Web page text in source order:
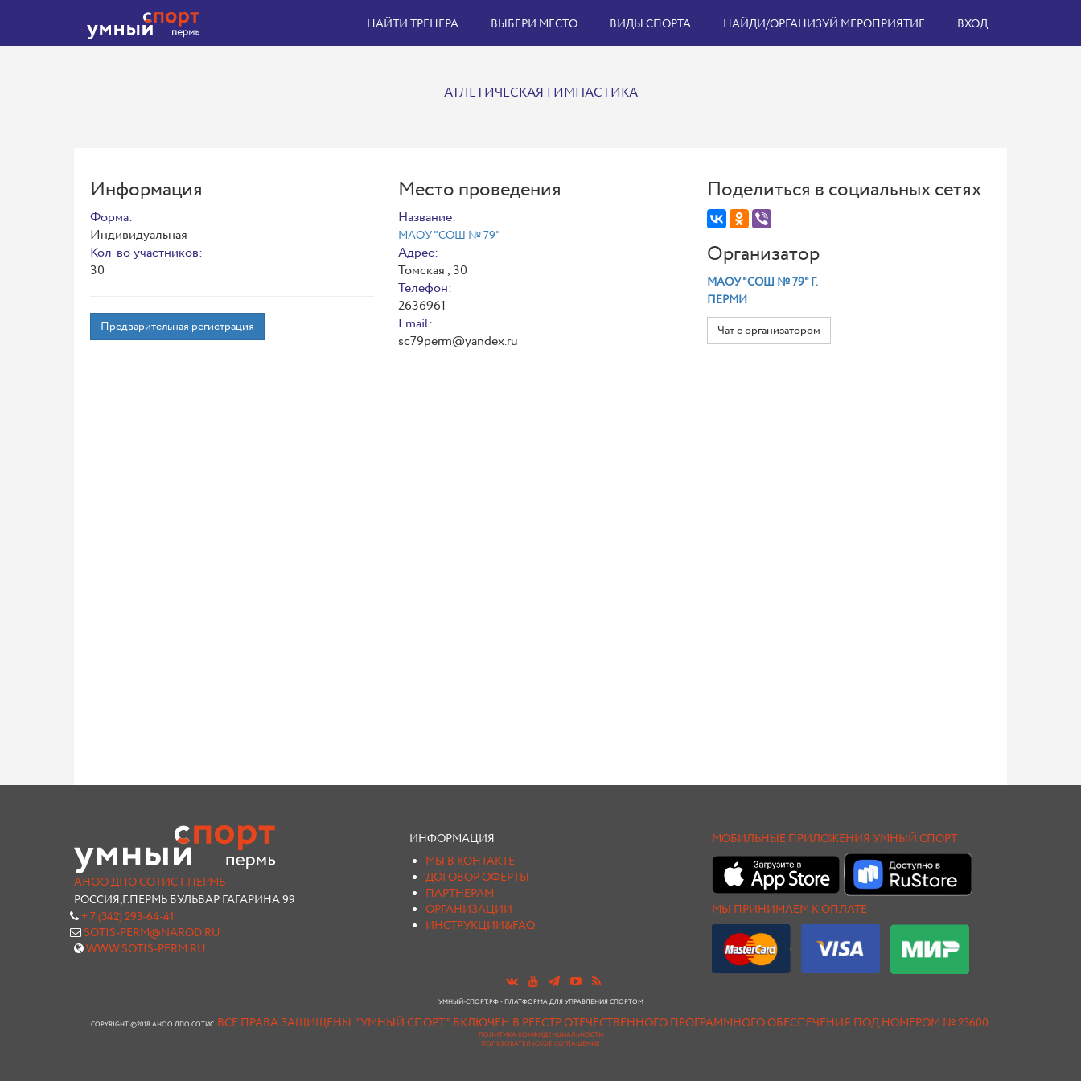
НАЙТИ ТРЕНЕРА ВЫБЕРИ МЕСТО ВИДЫ СПОРТА НАЙДИ/ОРГАНИЗУЙ МЕРОПРИЯТИЕ ВХОД
АТЛЕТИЧЕСКАЯ ГИМНАСТИКА
Информация
Форма:
Индивидуальная
Кол-во участников:
30
Предварительная регистрация
Место проведения
Название:
МАОУ "СОШ № 79"
Адрес:
Томская , 30
Телефон:
2636961
Email:
sc79perm@yandex.ru
Поделиться в социальных сетях
Организатор
МАОУ "СОШ № 79" Г.
ПЕРМИ
Чат с организатором
АНОО ДПО СОТИС Г.ПЕРМЬ
РОССИЯ,Г.ПЕРМЬ БУЛЬВАР ГАГАРИНА 99
+ 7 (342) 293-64-41
SOTIS-PERM@NAROD.RU
WWW.SOTIS-PERM.RU
ИНФОРМАЦИЯ
МЫ В КОНТАКТЕ
ДОГОВОР ОФЕРТЫ
ПАРТНЕРАМ
ОРГАНИЗАЦИИ
ИНСТРУКЦИИ&FAQ
МОБИЛЬНЫЕ ПРИЛОЖЕНИЯ УМНЫЙ СПОРТ
МЫ ПРИНИМАЕМ К ОПЛАТЕ
УМНЫЙ-СПОРТ.РФ - ПЛАТФОРМА ДЛЯ УПРАВЛЕНИЯ СПОРТОМ
COPYRIGHT ©2018 АНОО ДПО СОТИС. ВСЕ ПРАВА ЗАЩИЩЕНЫ."УМНЫЙ СПОРТ " ВКЛЮЧЕН В РЕЕСТР ОТЕЧЕСТВЕННОГО ПРОГРАММНОГО ОБЕСПЕЧЕНИЯ ПОД НОМЕРОМ № 23600.
ПОЛИТИКА КОНФИДЕНЦИАЛЬНОСТИ
ПОЛЬЗОВАТЕЛЬСКОЕ СОГЛАШЕНИЕ